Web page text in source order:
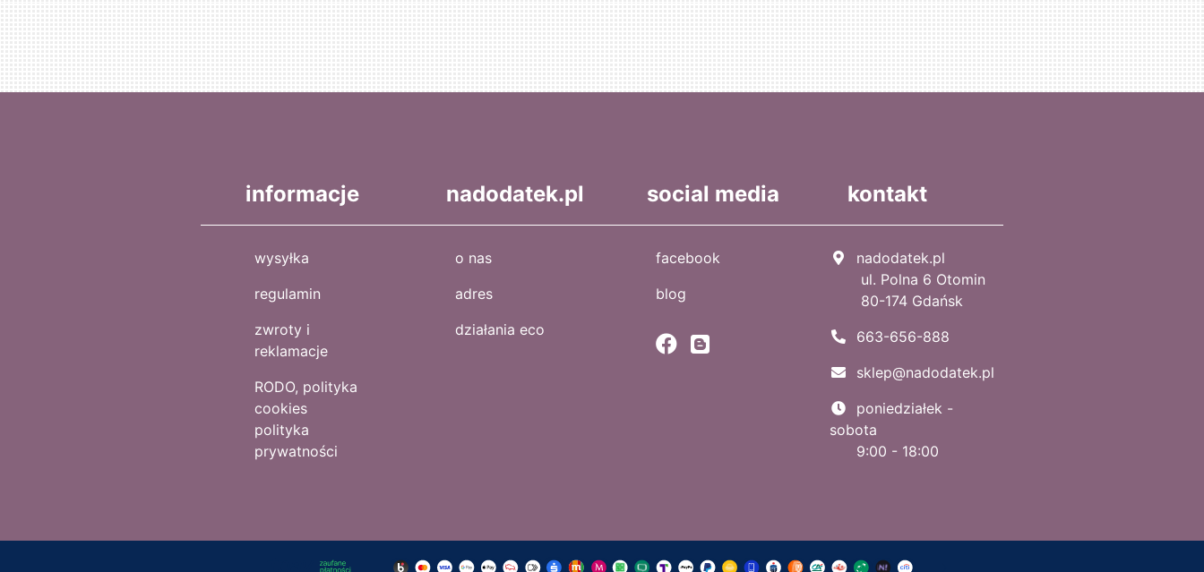
informacje
wysyłka
regulamin
zwroty i
reklamacje
RODO, polityka
cookies
polityka
prywatności
nadodatek.pl
o nas
adres
działania eco
social media
facebook
blog
kontakt
nadodatek.pl
ul. Polna 6 Otomin
80-174 Gdańsk
663-656-888
sklep@nadodatek.pl
poniedziałek -
sobota
9:00 - 18:00